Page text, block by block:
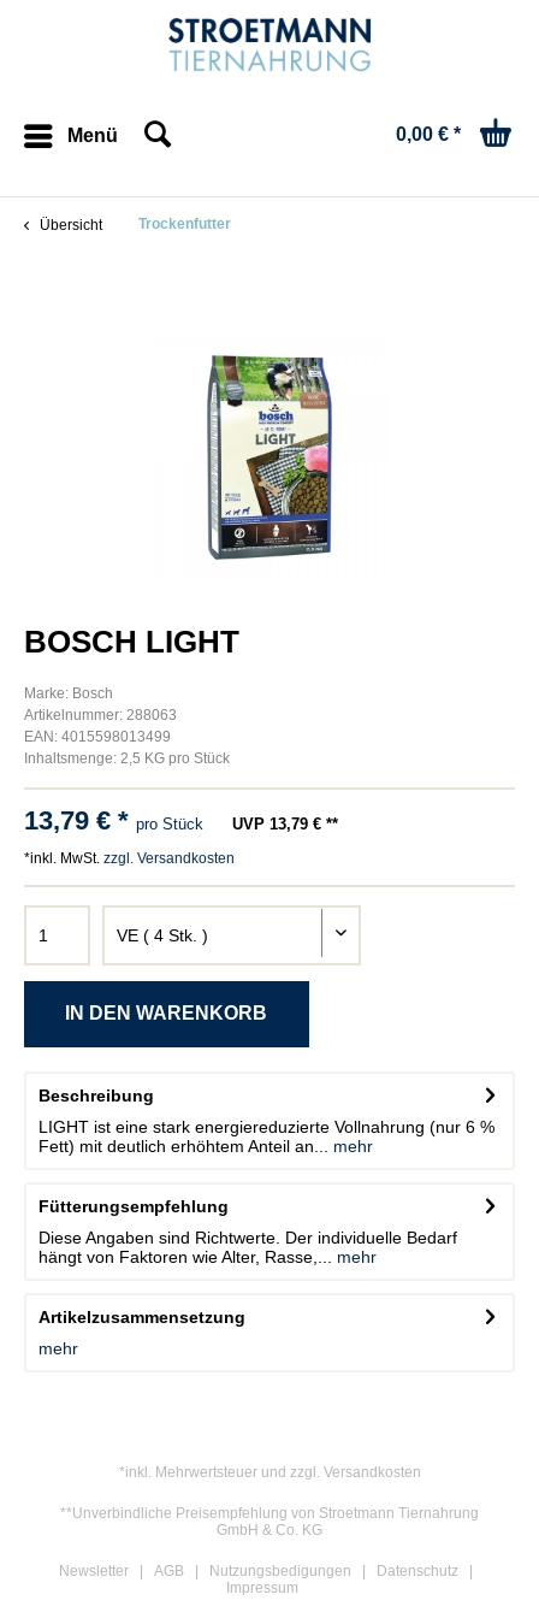
Menü 0,00 € *
Übersicht Trockenfutter
BOSCH LIGHT
Marke: Bosch
Artikelnummer: 288063
EAN: 4015598013499
Inhaltsmenge: 2,5 KG pro Stück
13,79 € * pro Stück UVP 13,79 € **
*inkl. MwSt. zzgl. Versandkosten
Beschreibung
LIGHT ist eine stark energiereduzierte Vollnahrung (nur 6 %
Fett) mit deutlich erhöhtem Anteil an...
mehr
Fütterungsempfehlung
Diese Angaben sind Richtwerte. Der individuelle Bedarf
hängt von Faktoren wie Alter, Rasse,...
mehr
Artikelzusammensetzung
mehr
*inkl. Mehrwertsteuer und zzgl. Versandkosten
**Unverbindliche Preisempfehlung von Stroetmann Tiernahrung
GmbH & Co. KG
Newsletter AGB Nutzungsbedigungen
Datenschutz
Impressum